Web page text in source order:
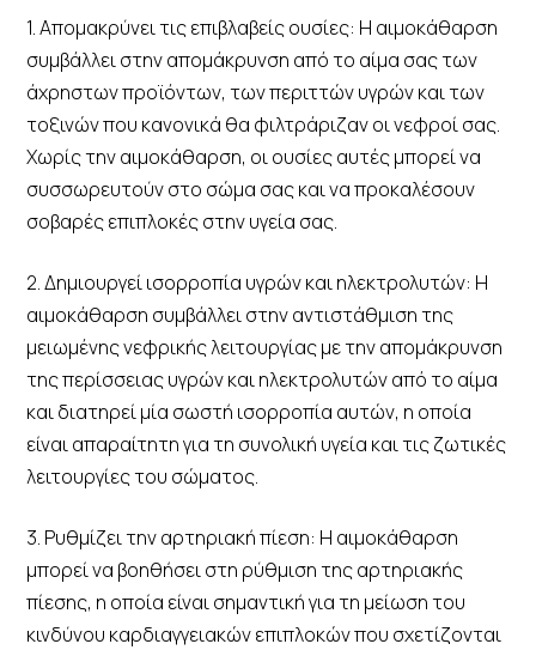
1. Απομακρύνει τις επιβλαβείς ουσίες: Η αιμοκάθαρση
συμβάλλει στην απομάκρυνση από το αίμα σας των
άχρηστων προϊόντων, των περιττών υγρών και των
τοξινών που κανονικά θα φιλτράριζαν οι νεφροί σας.
Χωρίς την αιμοκάθαρση, οι ουσίες αυτές μπορεί να
συσσωρευτούν στο σώμα σας και να προκαλέσουν
σοβαρές επιπλοκές στην υγεία σας.
2. Δημιουργεί ισορροπία υγρών και ηλεκτρολυτών: Η
αιμοκάθαρση συμβάλλει στην αντιστάθμιση της
μειωμένης νεφρικής λειτουργίας με την απομάκρυνση
της περίσσειας υγρών και ηλεκτρολυτών από το αίμα
και διατηρεί μία σωστή ισορροπία αυτών, η οποία
είναι απαραίτητη για τη συνολική υγεία και τις ζωτικές
λειτουργίες του σώματος.
3. Ρυθμίζει την αρτηριακή πίεση: Η αιμοκάθαρση
μπορεί να βοηθήσει στη ρύθμιση της αρτηριακής
πίεσης, η οποία είναι σημαντική για τη μείωση του
κινδύνου καρδιαγγειακών επιπλοκών που σχετίζονται